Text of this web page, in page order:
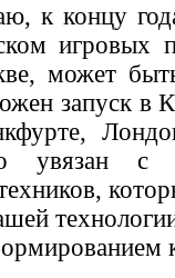
к концу
игровых
может
запуск в
увязан с